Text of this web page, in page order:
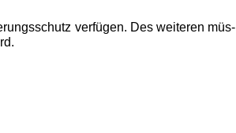
verfügen. Des weiteren müs­